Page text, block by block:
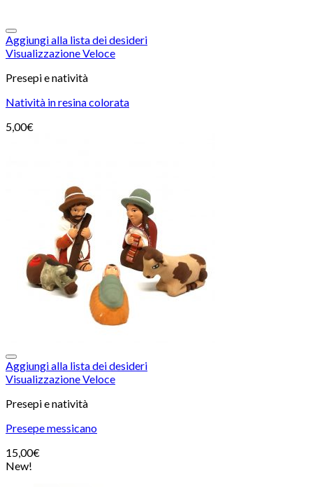
Aggiungi alla lista dei desideri
Visualizzazione Veloce
Presepi e natività
Natività in resina colorata
5,00€
Aggiungi alla lista dei desideri
Visualizzazione Veloce
Presepi e natività
Presepe messicano
15,00€
New!